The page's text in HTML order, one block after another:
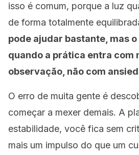
isso é comum, porque a luz
de forma totalmente
pode ajudar bastante, mas
quando a prática entra com
observação, não com
O erro de muita gente é
começar a mexer demais. A
estabilidade, você fica sem
mais um impulso do que um